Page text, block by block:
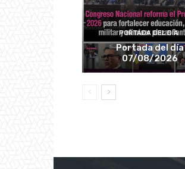
PORTADA DEL DÍA
Portada del día
07/08/2026